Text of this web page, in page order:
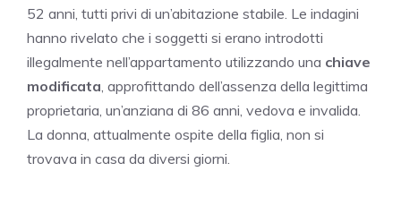
52 anni, tutti privi di un’abitazione stabile. Le indagini
hanno rivelato che i soggetti si erano introdotti
illegalmente nell’appartamento utilizzando una chiave
modificata, approfittando dell’assenza della legittima
proprietaria, un’anziana di 86 anni, vedova e invalida.
La donna, attualmente ospite della figlia, non si
trovava in casa da diversi giorni.